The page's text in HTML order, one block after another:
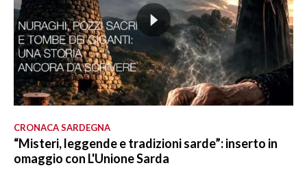
CRONACA SARDEGNA
“Misteri, leggende e tradizioni sarde”: inserto in
omaggio con L'Unione Sarda